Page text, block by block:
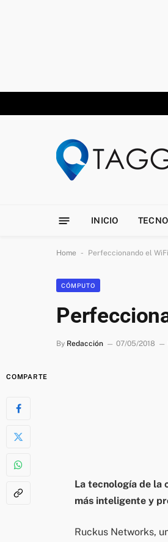
INICIO
Home - Perfeccionando el
CÓMPUTO
By Redacción 07/05/2018
COMPARTE
La tecnología de la
más inteligente y
Ruckus Networks,